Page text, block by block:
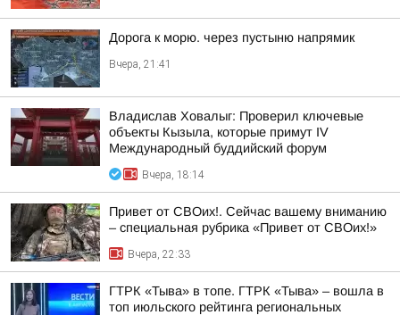
Дорога к морю. через пустыню напрямик
Вчера, 21:41
Владислав Ховалыг: Проверил ключевые
объекты Кызыла, которые примут IV
Международный буддийский форум
Вчера, 18:14
Привет от СВОих!. Сейчас вашему вниманию
– специальная рубрика «Привет от СВОих!»
Вчера, 22:33
ГТРК «Тыва» в топе. ГТРК «Тыва» – вошла в
топ июльского рейтинга региональных